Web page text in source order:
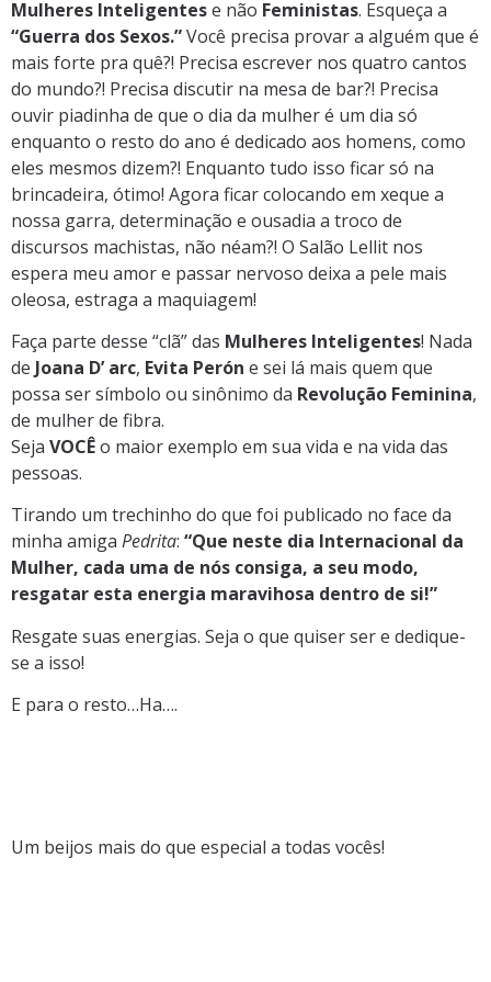
Mulheres Inteligentese não Feministas. Esqueça a
“Guerra dos Sexos.”Você precisa provar a alguém que é
mais forte pra quê?! Precisa escrever nos quatro cantos
do mundo?! Precisa discutir na mesa de bar?! Precisa
ouvir piadinha de que o dia da mulher é um dia só
enquanto o resto do ano é dedicado aos homens, como
eles mesmos dizem?! Enquanto tudo isso ficar só na
brincadeira, ótimo! Agora ficar colocando em xeque a
nossa garra, determinação e ousadia a troco de
discursos machistas, não néam?! O Salão Lellit nos
espera meu amor e passar nervoso deixa a pele mais
oleosa, estraga a maquiagem!
Faça parte desse “clã” das Mulheres Inteligentes! Nada
de Joana D’ arc, Evita Perón e sei lá mais quem que
possa ser símbolo ou sinônimo da Revolução Feminina,
de mulher de fibra.
Seja VOCÊo maior exemplo em sua vida e na vida das
pessoas.
Tirando um trechinho do que foi publicado no face da
minha amiga Pedrita: “Que neste dia Internacional da
Mulher, cada uma de nós consiga, a seu modo,
resgatar esta energia maravihosa dentro de si!”
Resgate suas energias. Seja o que quiser ser e dedique-
se a isso!
E para o resto…Ha….
Um beijos mais do que especial a todas vocês!